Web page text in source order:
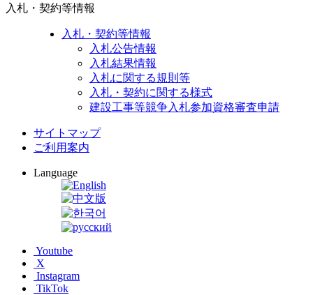
入札・契約等情報
入札・契約等情報
入札公告情報
入札結果情報
入札に関する規則等
入札・契約に関する様式
建設工事等競争入札参加資格審査申請
サイトマップ
ご利用案内
Language
Youtube
X
Instagram
TikTok